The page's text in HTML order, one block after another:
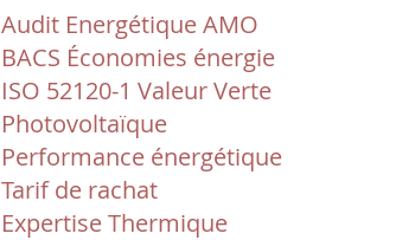
Audit Energétique AMO
BACS Économies énergie
ISO 52120-1 Valeur Verte
Photovoltaïque
Performance énergétique
Tarif de rachat
Expertise Thermique